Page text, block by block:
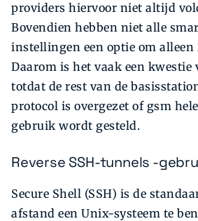
providers hiervoor niet altijd
Bovendien hebben niet alle
instellingen een optie om alleen
Daarom is het vaak een kwestie
totdat de rest van de
protocol is overgezet of gsm
gebruik wordt gesteld.
Reverse SSH-tunnels -
Secure Shell (SSH) is de
afstand een Unix-systeem te